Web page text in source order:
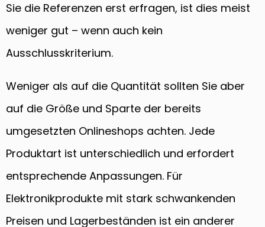
Sie die Referenzen erst erfragen, ist dies meist
weniger gut – wenn auch kein
Ausschlusskriterium.
Weniger als auf die Quantität sollten Sie aber
auf die Größe und Sparte der bereits
umgesetzten Onlineshops achten. Jede
Produktart ist unterschiedlich und erfordert
entsprechende Anpassungen. Für
Elektronikprodukte mit stark schwankenden
Preisen und Lagerbeständen ist ein anderer